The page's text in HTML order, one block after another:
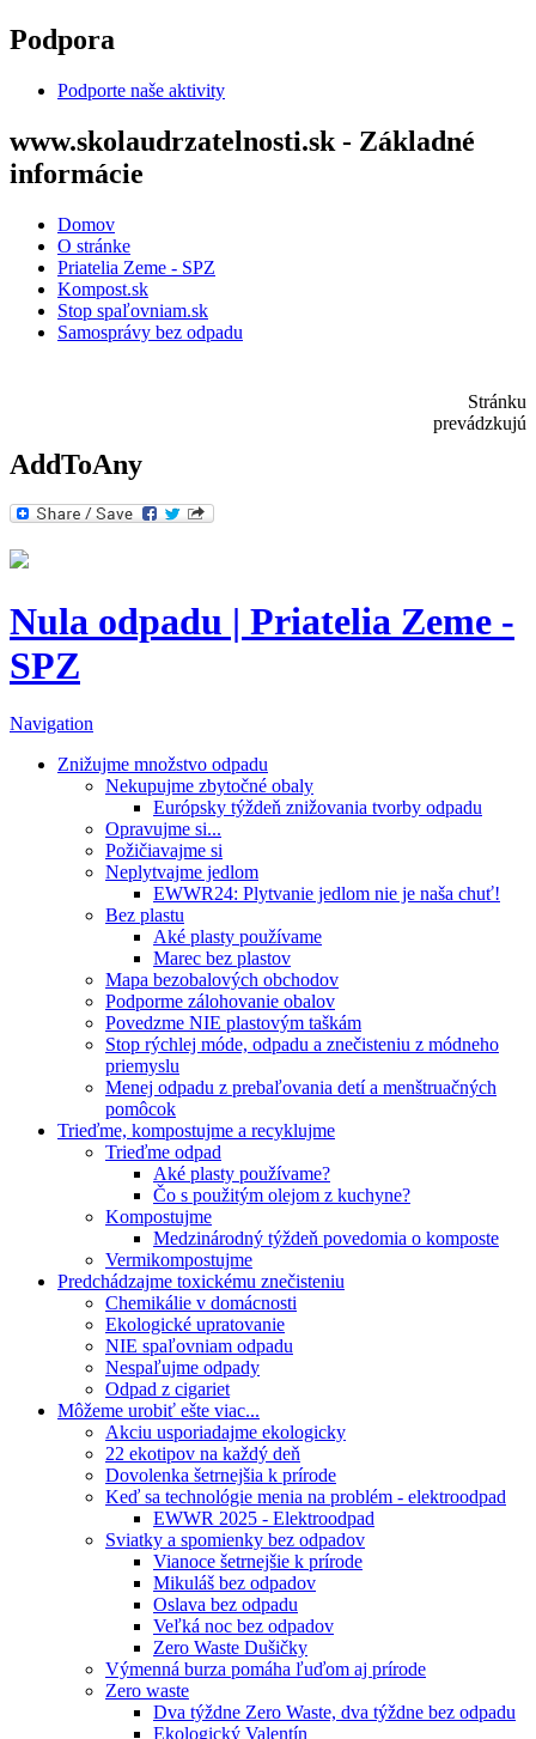
Skočiť na hlavný obsah
Podpora
Podporte naše aktivity
www.skolaudrzatelnosti.sk - Základné
informácie
Domov
O stránke
Priatelia Zeme - SPZ
Kompost.sk
Stop spaľovniam.sk
Samosprávy bez odpadu
Stránku
prevádzkujú
AddToAny
Nula odpadu | Priatelia Zeme -
SPZ
Navigation
Znižujme množstvo odpadu
Nekupujme zbytočné obaly
Európsky týždeň znižovania tvorby odpadu
Opravujme si...
Požičiavajme si
Neplytvajme jedlom
EWWR24: Plytvanie jedlom nie je naša chuť!
Bez plastu
Aké plasty používame
Marec bez plastov
Mapa bezobalových obchodov
Podporme zálohovanie obalov
Povedzme NIE plastovým taškám
Stop rýchlej móde, odpadu a znečisteniu z módneho
priemyslu
Menej odpadu z prebaľovania detí a menštruačných
pomôcok
Trieďme, kompostujme a recyklujme
Trieďme odpad
Aké plasty používame?
Čo s použitým olejom z kuchyne?
Kompostujme
Medzinárodný týždeň povedomia o komposte
Vermikompostujme
Predchádzajme toxickému znečisteniu
Chemikálie v domácnosti
Ekologické upratovanie
NIE spaľovniam odpadu
Nespaľujme odpady
Odpad z cigariet
Môžeme urobiť ešte viac...
Akciu usporiadajme ekologicky
22 ekotipov na každý deň
Dovolenka šetrnejšia k prírode
Keď sa technológie menia na problém - elektroodpad
EWWR 2025 - Elektroodpad
Sviatky a spomienky bez odpadov
Vianoce šetrnejšie k prírode
Mikuláš bez odpadov
Oslava bez odpadu
Veľká noc bez odpadov
Zero Waste Dušičky
Výmenná burza pomáha ľuďom aj prírode
Zero waste
Dva týždne Zero Waste, dva týždne bez odpadu
Ekologický Valentín